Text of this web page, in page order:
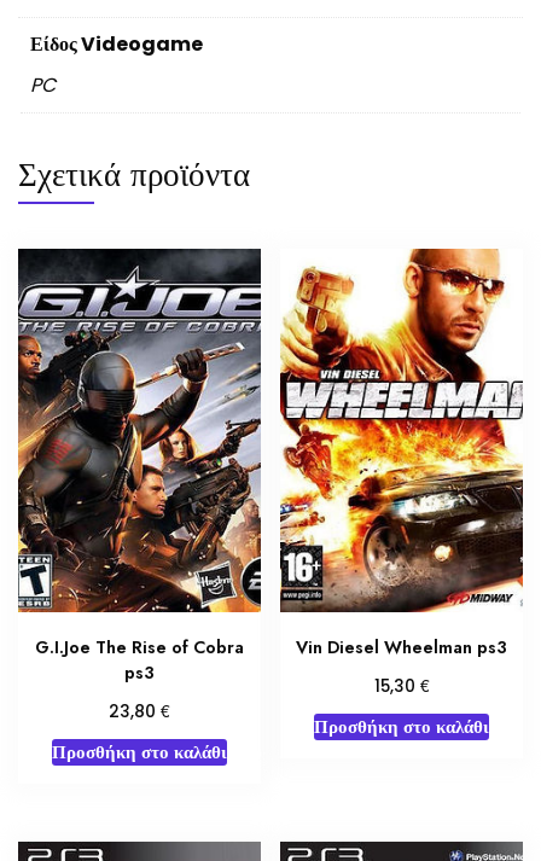
Είδος Videogame
PC
Σχετικά προϊόντα
G.I.Joe The Rise of Cobra
ps3
23,80 €
Προσθήκη στο καλάθι
Vin Diesel Wheelman ps3
15,30 €
Προσθήκη στο καλάθι